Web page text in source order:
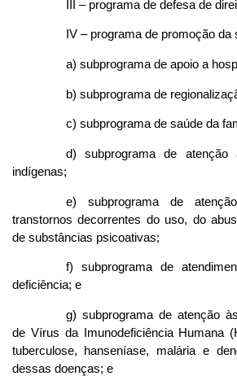
III – programa de defesa de
IV – programa de promoção da
a) subprograma de apoio a
b) subprograma de
c) subprograma de saúde da
d) subprograma de
indígenas;
e) subprograma de
transtornos decorrentes do uso, do
de substâncias psicoativas;
f) subprograma de
deficiência; e
g) subprograma de atenção
de Vírus da Imunodeficiência Humana
tuberculose, hanseníase, malária e
dessas doenças; e